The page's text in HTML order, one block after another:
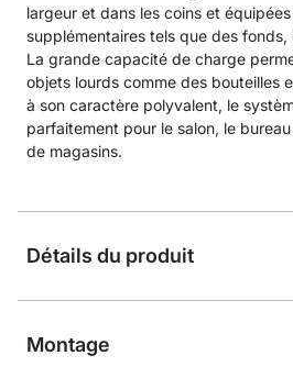
largeur et dans les coins et
supplémentaires tels que des
La grande capacité de charge
objets lourds comme des bouteilles
à son caractère polyvalent, le
parfaitement pour le salon, le
de magasins.
Détails du produit
Montage